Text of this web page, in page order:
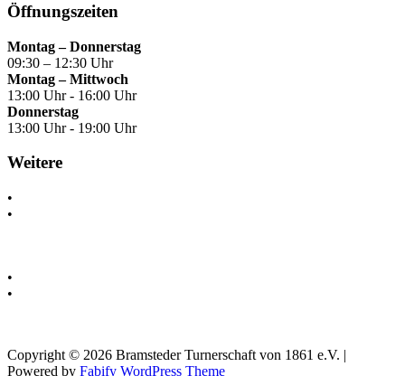
Öffnungszeiten
Montag – Donnerstag
09:30 – 12:30 Uhr
Montag – Mittwoch
13:00 Uhr - 16:00 Uhr
Donnerstag
13:00 Uhr - 19:00 Uhr
Weitere
•
•
•
•
Copyright © 2026 Bramsteder Turnerschaft von 1861 e.V. |
Powered by Fabify WordPress Theme